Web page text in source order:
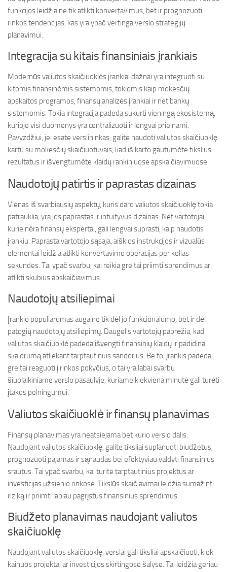
funkcijos leidžia ne tik atlikti konvertavimus, bet ir prognozuoti
rinkos tendencijas, kas yra ypač vertinga verslo strategijų
planavimui.
Integracija su kitais finansiniais įrankiais
Modernūs valiutos skaičiuoklės įrankiai dažnai yra integruoti su
kitomis finansinėmis sistemomis, tokiomis kaip mokesčių
apskaitos programos, finansų analizės įrankiai ir net bankų
sistemomis. Tokia integracija padeda sukurti vieningą ekosistemą,
kurioje visi duomenys yra centralizuoti ir lengvai prieinami.
Pavyzdžiui, jei esate verslininkas, galite naudoti valiutos skaičiuoklę
kartu su mokesčių skaičiuotuvais, kad iš karto gautumėte tikslius
rezultatus ir išvengtumėte klaidų rankiniuose apskaičiavimuose.
Naudotojų patirtis ir paprastas dizainas
Vienas iš svarbiausių aspektų, kuris daro valiutos skaičiuoklę tokia
patrauklia, yra jos paprastas ir intuityvus dizainas. Net vartotojai,
kurie nėra finansų ekspertai, gali lengvai suprasti, kaip naudotis
įrankiu. Paprasta vartotojo sąsaja, aiškios instrukcijos ir vizualūs
elementai leidžia atlikti konvertavimo operacijas per kelias
sekundes. Tai ypač svarbu, kai reikia greitai priimti sprendimus ar
atlikti skubius apskaičiavimus.
Naudotojų atsiliepimai
Įrankio populiarumas auga ne tik dėl jo funkcionalumo, bet ir dėl
patogių naudotojų atsiliepimų. Daugelis vartotojų pabrėžia, kad
valiutos skaičiuoklė padeda išvengti finansinių klaidų ir padidina
skaidrumą atliekant tarptautinius sandorius. Be to, įrankis padeda
greitai reaguoti į rinkos pokyčius, o tai yra labai svarbu
šiuolaikiniame verslo pasaulyje, kuriame kiekviena minutė gali turėti
įtakos pelningumui.
Valiutos skaičiuoklė ir finansų planavimas
Finansų planavimas yra neatsiejama bet kurio verslo dalis.
Naudojant valiutos skaičiuoklę, galite tiksliai suplanuoti biudžetus,
prognozuoti pajamas ir sąnaudas bei efektyviau valdyti finansinius
srautus. Tai ypač svarbu, kai turite tarptautinius projektus ar
investicijas užsienio rinkose. Tikslūs skaičiavimai leidžia sumažinti
riziką ir priimti labiau pagrįstus finansinius sprendimus.
Biudžeto planavimas naudojant valiutos
skaičiuoklę
Naudojant valiutos skaičiuoklę, verslai gali tiksliai apskaičiuoti, kiek
kainuos projektai ar investicijos skirtingose šalyse. Tai leidžia geriau